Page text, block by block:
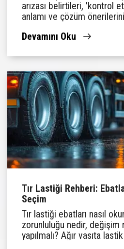
arızası belirtileri, 'kontrol
anlamı ve çözüm
Devamını Oku
Tır Lastiği Rehberi:
Seçim
Tır lastiği ebatları nasıl
zorunluluğu nedir, değişim
yapılmalı? Ağır vasıta